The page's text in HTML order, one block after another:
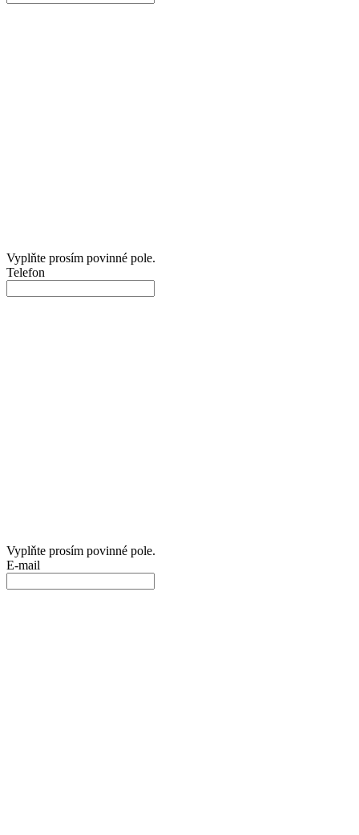
Vyplňte prosím povinné pole.
Telefon
Vyplňte prosím povinné pole.
E-mail